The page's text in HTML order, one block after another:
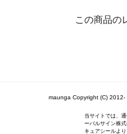
この商品の
maunga Copyright (C) 2012-
当サイトでは、
ーバルサイン株
キュアシールよ